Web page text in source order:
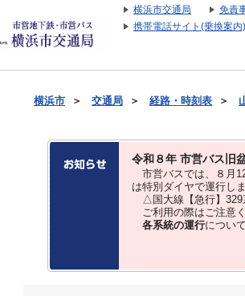
横浜市交通局 免責
携帯電話サイト(乗換案内)
横浜市 ＞ 交通局 ＞ 経路・時刻表 ＞
令和８年 市営バス旧
市営バスでは、８⽉
は特別ダイヤで運⾏しま
△国大線【急行】329
ご利用の際はご注意く
各系統の運行につい